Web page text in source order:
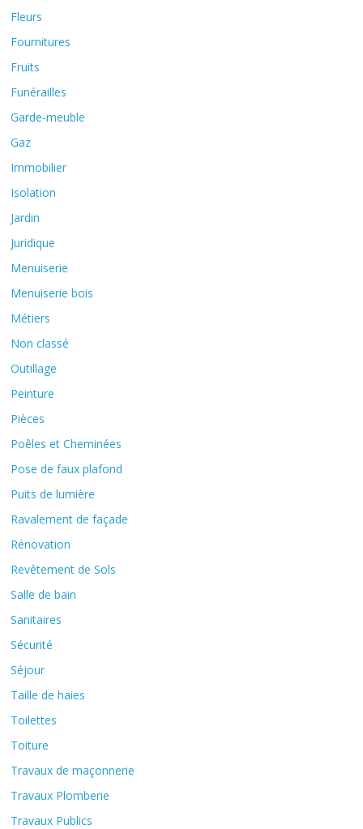
Fleurs
Fournitures
Fruits
Funérailles
Garde-meuble
Gaz
Immobilier
Isolation
Jardin
Juridique
Menuiserie
Menuiserie bois
Métiers
Non classé
Outillage
Peinture
Pièces
Poêles et Cheminées
Pose de faux plafond
Puits de lumière
Ravalement de façade
Rénovation
Revêtement de Sols
Salle de bain
Sanitaires
Sécurité
Séjour
Taille de haies
Toilettes
Toiture
Travaux de maçonnerie
Travaux Plomberie
Travaux Publics